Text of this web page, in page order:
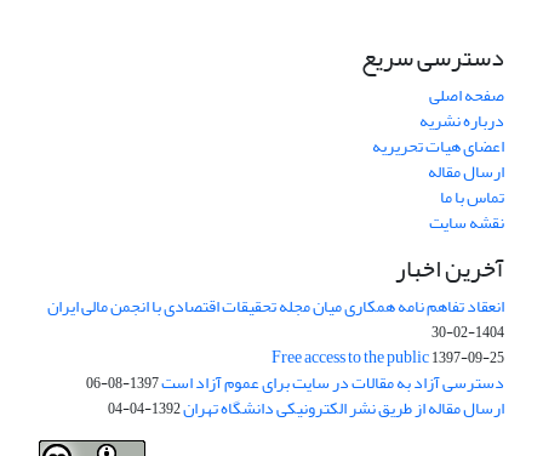
دسترسی سریع
صفحه اصلی
درباره نشریه
اعضای هیات تحریریه
ارسال مقاله
تماس با ما
نقشه سایت
آخرین اخبار
انعقاد تفاهم نامه همکاری میان مجله تحقیقات اقتصادی با انجمن مالی ایران
1404-02-30
Free access to the public1397-09-25
دسترسی آزاد به مقالات در سایت برای عموم آزاد است1397-08-06
ارسال مقاله از طریق نشر الکترونیکی دانشگاه تهران1392-04-04